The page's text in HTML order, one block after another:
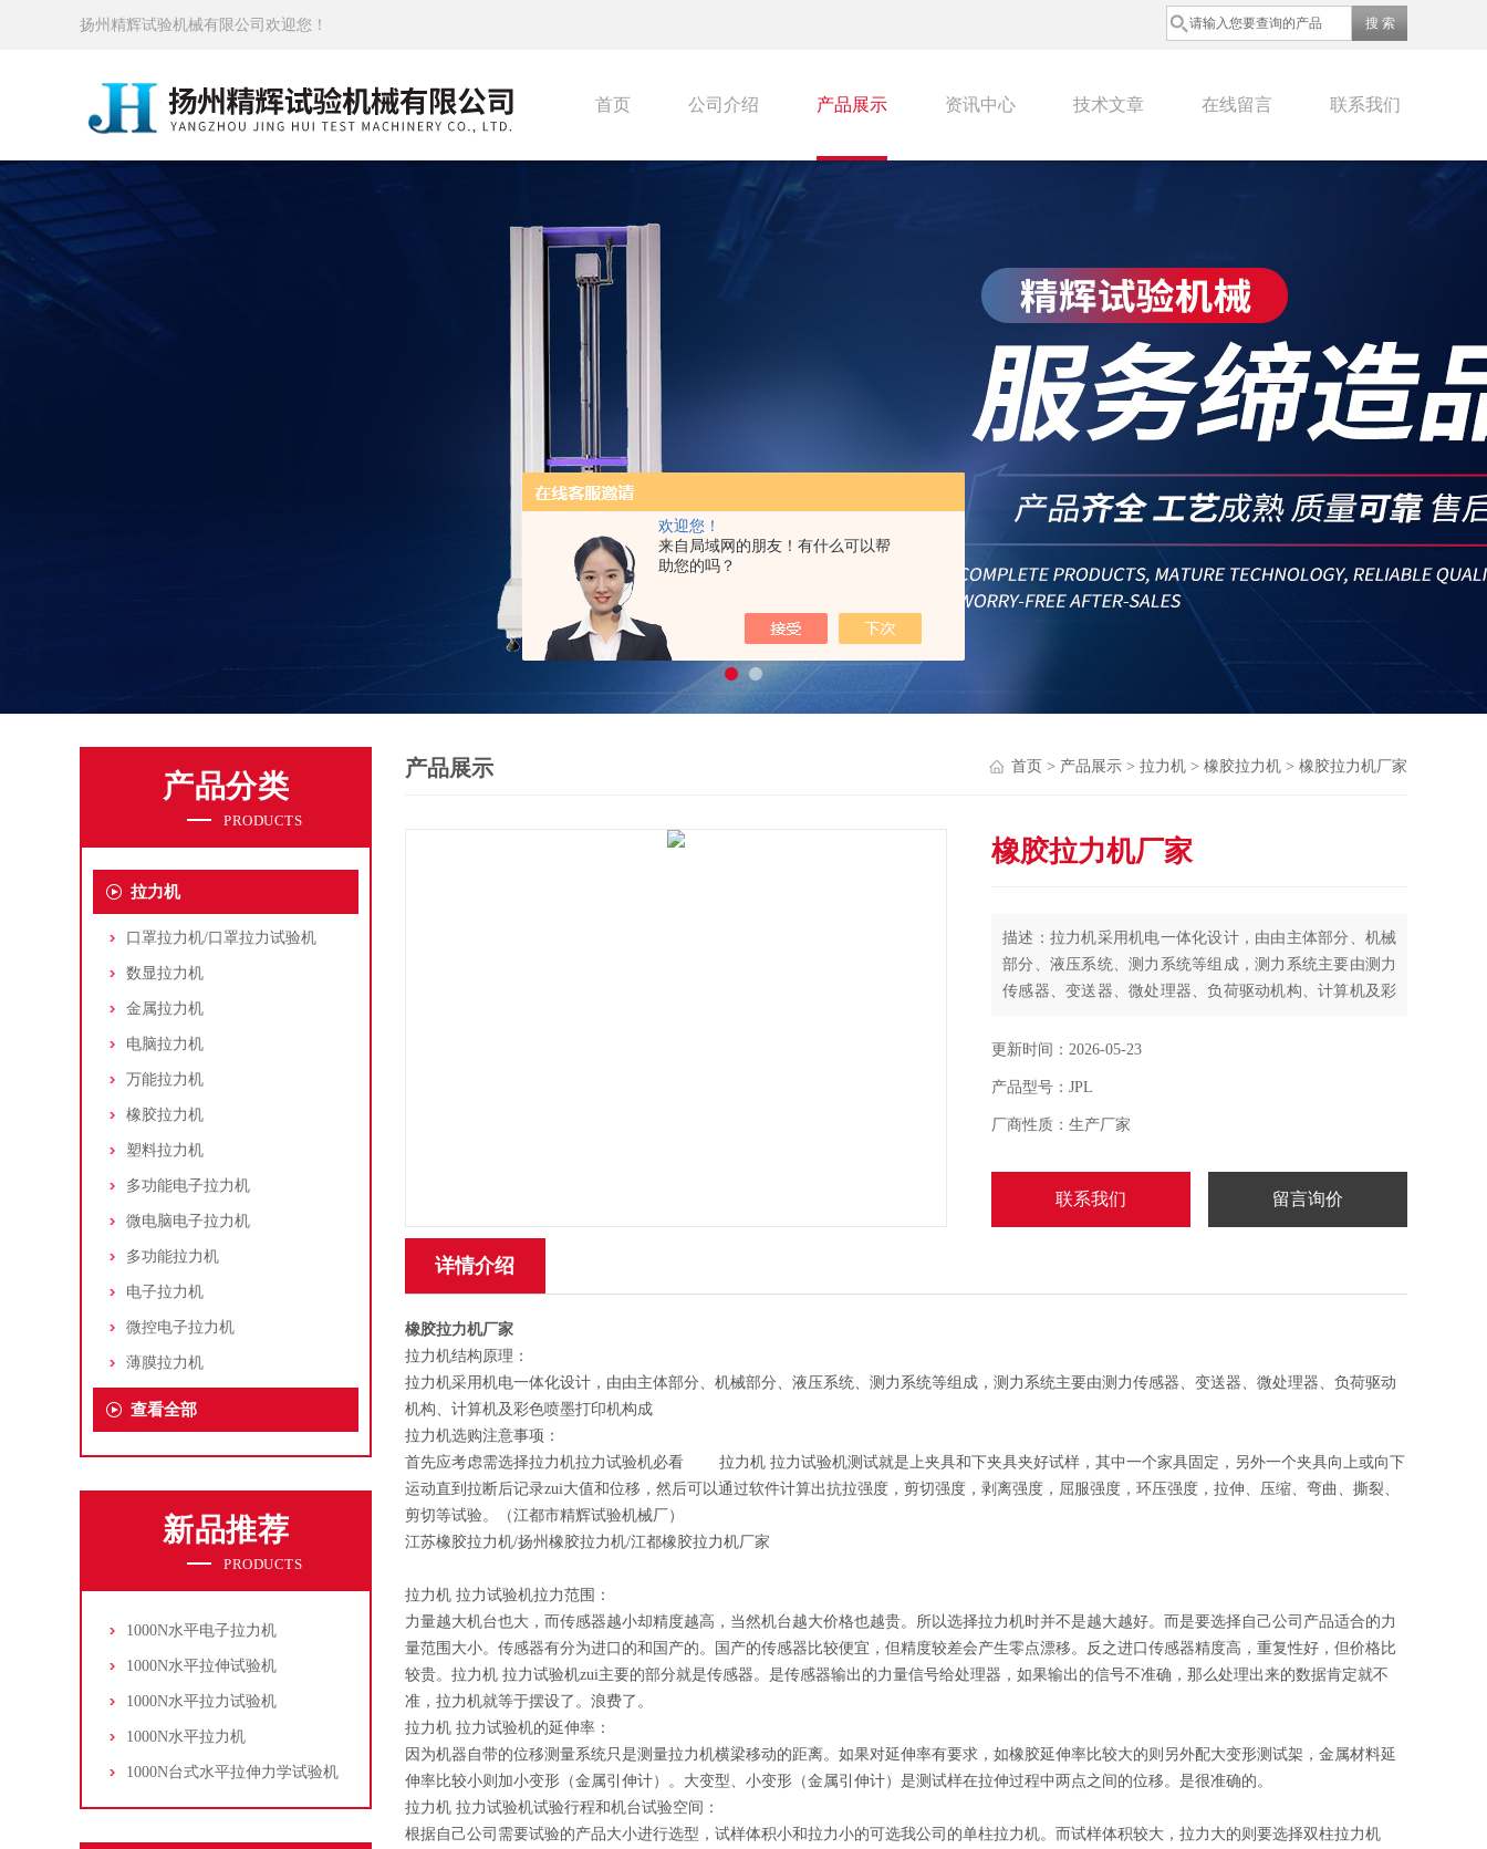
欢迎您！
来自局域网的朋友！有什么可以帮
助您的吗？
扬州精辉试验机械有限公司欢迎您！
首页 公司介绍 产品展示 资讯中心 技术文章 在线留言 联系我们
产品分类
PRODUCTS
拉力机
口罩拉力机/口罩拉力试验机
数显拉力机
金属拉力机
电脑拉力机
万能拉力机
橡胶拉力机
塑料拉力机
多功能电子拉力机
微电脑电子拉力机
多功能拉力机
电子拉力机
微控电子拉力机
薄膜拉力机
查看全部
新品推荐
PRODUCTS
1000N水平电子拉力机
1000N水平拉伸试验机
1000N水平拉力试验机
1000N水平拉力机
1000N台式水平拉伸力学试验机
产品展示 首页 > 产品展示 > 拉力机 > 橡胶拉力机 > 橡胶拉力机厂家
橡胶拉力机厂家
描述：拉力机采用机电一体化设计，由由主体部分、机械
部分、液压系统、测力系统等组成，测力系统主要由测力
传感器、变送器、微处理器、负荷驱动机构、计算机及彩
更新时间：2026-05-23
产品型号：JPL
厂商性质：生产厂家
联系我们 留言询价
详情介绍
橡胶拉力机厂家
拉力机结构原理：
拉力机采用机电一体化设计，由由主体部分、机械部分、液压系统、测力系统等组成，测力系统主要由测力传感器、变送器、微处理器、负荷驱动
机构、计算机及彩色喷墨打印机构成
拉力机选购注意事项：
首先应考虑需选择拉力机拉力试验机必看 拉力机 拉力试验机测试就是上夹具和下夹具夹好试样，其中一个家具固定，另外一个夹具向上或向下
运动直到拉断后记录zui大值和位移，然后可以通过软件计算出抗拉强度，剪切强度，剥离强度，屈服强度，环压强度，拉伸、压缩、弯曲、撕裂、
剪切等试验。（江都市精辉试验机械厂）
江苏橡胶拉力机/扬州橡胶拉力机/江都橡胶拉力机厂家
拉力机 拉力试验机拉力范围：
力量越大机台也大，而传感器越小却精度越高，当然机台越大价格也越贵。所以选择拉力机时并不是越大越好。而是要选择自己公司产品适合的力
量范围大小。传感器有分为进口的和国产的。国产的传感器比较便宜，但精度较差会产生零点漂移。反之进口传感器精度高，重复性好，但价格比
较贵。拉力机 拉力试验机zui主要的部分就是传感器。是传感器输出的力量信号给处理器，如果输出的信号不准确，那么处理出来的数据肯定就不
准，拉力机就等于摆设了。浪费了。
拉力机 拉力试验机的延伸率：
因为机器自带的位移测量系统只是测量拉力机横梁移动的距离。如果对延伸率有要求，如橡胶延伸率比较大的则另外配大变形测试架，金属材料延
伸率比较小则加小变形（金属引伸计）。大变型、小变形（金属引伸计）是测试样在拉伸过程中两点之间的位移。是很准确的。
拉力机 拉力试验机试验行程和机台试验空间：
根据自己公司需要试验的产品大小进行选型，试样体积小和拉力小的可选我公司的单柱拉力机。而试样体积较大，拉力大的则要选择双柱拉力机